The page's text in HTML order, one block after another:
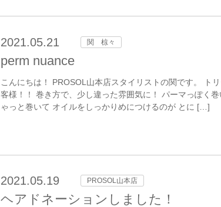
2021.05.21 関 椋々
perm nuance
こんにちは！ PROSOL山本店スタイリストの関です。 ト
客様！！ 巻き方で、少し違った雰囲気に！ パーマっぽく
ゃっと巻いて オイルをしっかりめにつけるのが とに […]
2021.05.19 PROSOL山本店
ヘアドネーションしました！